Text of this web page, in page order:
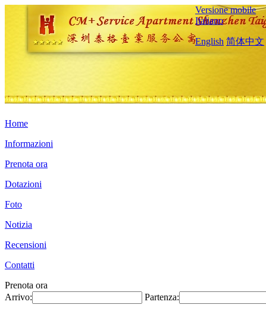
Versione mobile
Italiano
English 简体中文
Home
Informazioni
Prenota ora
Dotazioni
Foto
Notizia
Recensioni
Contatti
Prenota ora
Arrivo:
Partenza: